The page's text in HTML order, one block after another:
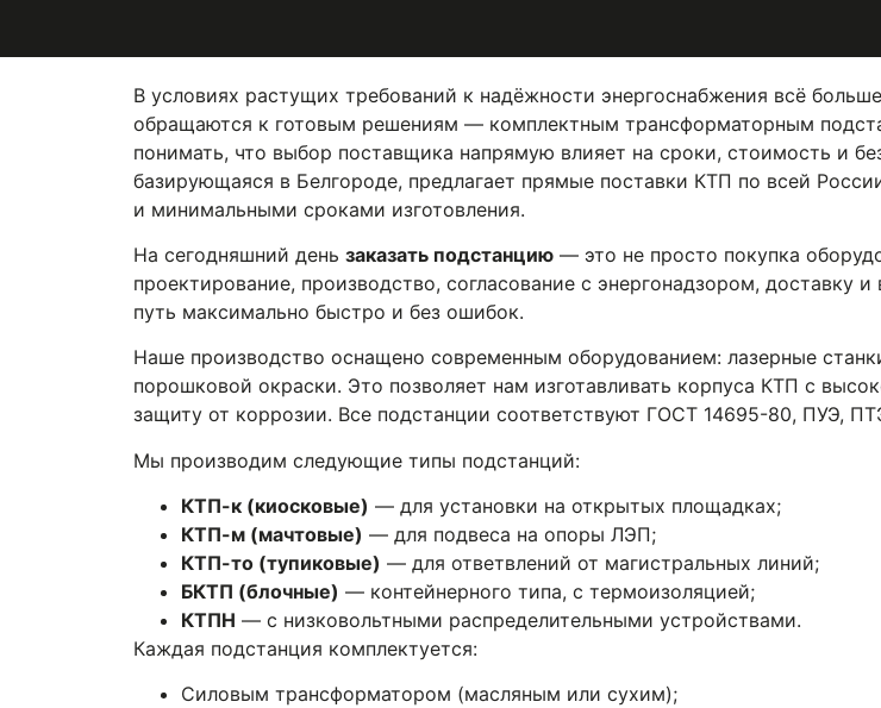
В условиях растущих требований к надёжности энергоснабжения всё
обращаются к готовым решениям — комплектным трансформаторным
понимать, что выбор поставщика напрямую влияет на сроки, стоимость и
базирующаяся в Белгороде, предлагает прямые поставки КТП по всей
и минимальными сроками изготовления.
На сегодняшний день заказать подстанцию — это не просто покупка
проектирование, производство, согласование с энергонадзором,
путь максимально быстро и без ошибок.
Наше производство оснащено современным оборудованием: лазерные
порошковой окраски. Это позволяет нам изготавливать корпуса КТП с
защиту от коррозии. Все подстанции соответствуют ГОСТ 14695-80, ПУЭ,
Мы производим следующие типы подстанций:
КТП-к (киосковые) — для установки на открытых площадках;
КТП-м (мачтовые) — для подвеса на опоры ЛЭП;
КТП-то (тупиковые) — для ответвлений от магистральных линий;
БКТП (блочные) — контейнерного типа, с термоизоляцией;
КТПН — с низковольтными распределительными устройствами.
Каждая подстанция комплектуется:
Силовым трансформатором (масляным или сухим);